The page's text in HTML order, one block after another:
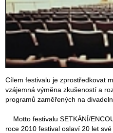
Cílem festivalu je zprostředkovat
vzájemná výměna zkušeností a
programů zaměřených na
Motto festivalu SETKÁNÍ/
roce 2010 festival oslaví 20 let